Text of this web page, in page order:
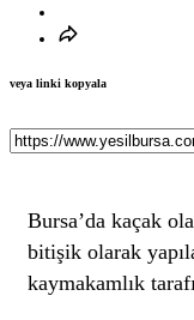
veya linki kopyala
Bursa’da kaçak
bitişik olarak
kaymakamlık